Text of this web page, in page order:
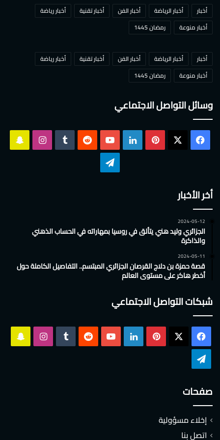
أخبار أخبار الرياضة أخبار الفن أخبار تقنية
أخبار رياضة
أخبار منوعة
رمضان 1445
أخبار أخبار الرياضة أخبار الفن أخبار تقنية
أخبار رياضة
أخبار منوعة
رمضان 1445
وسائل التواصل الاجتماعي
فيسبوك بينتيريست لينكدإن ‫YouTube انستقرام
أخر الأخبار
2024-05-12
الجزائري وليد هني يتألق في روسيا بمهاراته في الحساب الذهني
والذاكرة
2024-05-11
قصة حمزة بن دلاج القرصان الجزائري المبتسم.. التفاصيل الكاملة حول
أخطر هاكر على مستوى العالم
شبكات التواصل الاجتماعي
فيسبوك بينتيريست لينكدإن ‫YouTube انستقرام
صفحات
إخلاء مسؤولية
اتصل بنا